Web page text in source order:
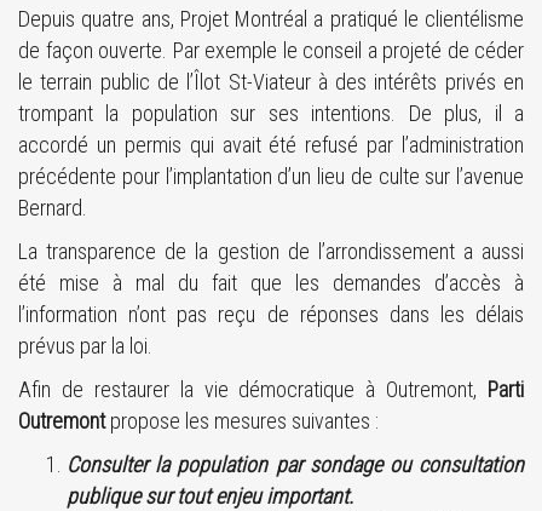
Depuis quatre ans, Projet Montréal a pratiqué le clientélisme
de façon ouverte. Par exemple le conseil a projeté de céder
le terrain public de l’Îlot St-Viateur à des intérêts privés en
trompant la population sur ses intentions. De plus, il a
accordé un permis qui avait été refusé par l’administration
précédente pour l’implantation d’un lieu de culte sur l’avenue
Bernard.
La transparence de la gestion de l’arrondissement a aussi
été mise à mal du fait que les demandes d’accès à
l’information n’ont pas reçu de réponses dans les délais
prévus par la loi.
Afin de restaurer la vie démocratique à Outremont, Parti
Outremontpropose les mesures suivantes :
Consulter la population par sondage ou consultation
publique sur tout enjeu important.